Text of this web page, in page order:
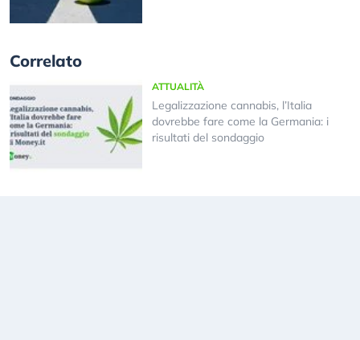
Correlato
ATTUALITÀ
Legalizzazione cannabis, l’Italia
dovrebbe fare come la Germania: i
risultati del sondaggio